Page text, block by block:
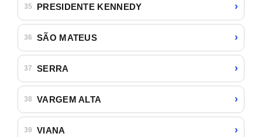
35 PRESIDENTE KENNEDY ›
36 SÃO MATEUS ›
37 SERRA ›
38 VARGEM ALTA ›
39 VIANA ›